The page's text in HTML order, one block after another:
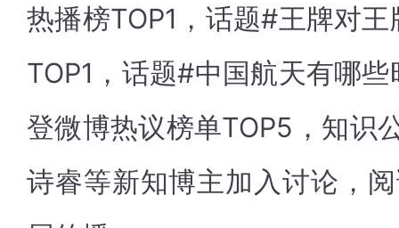
热播榜TOP1，话题#王牌对
TOP1，话题#中国航天有哪
登微博热议榜单TOP5，知识
诗睿等新知博主加入讨论，